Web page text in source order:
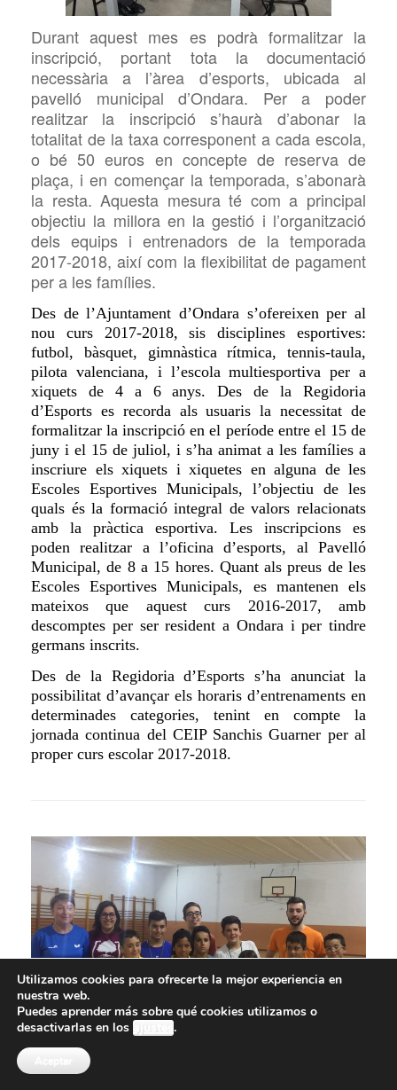
Durant aquest mes es podrà formalitzar la
inscripció, portant tota la documentació
necessària a l’àrea d’esports, ubicada al
pavelló municipal d’Ondara. Per a poder
realitzar la inscripció s’haurà d’abonar la
totalitat de la taxa corresponent a cada escola,
o bé 50 euros en concepte de reserva de
plaça, i en començar la temporada, s’abonarà
la resta. Aquesta mesura té com a principal
objectiu la millora en la gestió i l’organització
dels equips i entrenadors de la temporada
2017-2018, així com la flexibilitat de pagament
per a les famílies.
Des de l’Ajuntament d’Ondara s’ofereixen per al
nou curs 2017-2018, sis disciplines esportives:
futbol, bàsquet, gimnàstica rítmica, tennis-taula,
pilota valenciana, i l’escola multiesportiva per a
xiquets de 4 a 6 anys. Des de la Regidoria
d’Esports es recorda als usuaris la necessitat de
formalitzar la inscripció en el període entre el 15 de
juny i el 15 de juliol, i s’ha animat a les famílies a
inscriure els xiquets i xiquetes en alguna de les
Escoles Esportives Municipals, l’objectiu de les
quals és la formació integral de valors relacionats
amb la pràctica esportiva. Les inscripcions es
poden realitzar a l’oficina d’esports, al Pavelló
Municipal, de 8 a 15 hores. Quant als preus de les
Escoles Esportives Municipals, es mantenen els
mateixos que aquest curs 2016-2017, amb
descomptes per ser resident a Ondara i per tindre
germans inscrits.
Des de la Regidoria d’Esports s’ha anunciat la
possibilitat d’avançar els horaris d’entrenaments en
determinades categories, tenint en compte la
jornada continua del CEIP Sanchis Guarner per al
proper curs escolar 2017-2018.
CLOENDA DE L’ESCOLA
MULTIESPORTIVA I L’ESCOLA DE
Utilizamos cookies para ofrecerte la mejor experiencia en
nuestra web.
Puedes aprender más sobre qué cookies utilizamos o
desactivarlas en los ajustes.